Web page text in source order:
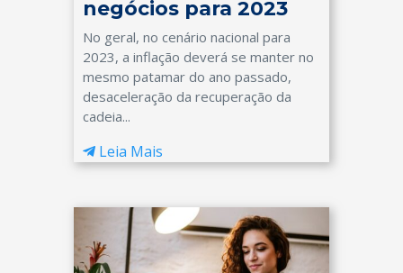
negócios para 2023
No geral, no cenário nacional para
2023, a inflação deverá se manter no
mesmo patamar do ano passado,
desaceleração da recuperação da
cadeia...
Leia Mais